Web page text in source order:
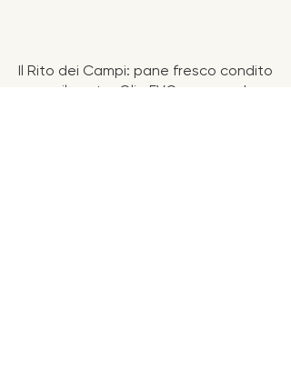
Il Rito dei Campi: pane fresco condito
con il nostro Olio EVO, uova sode,